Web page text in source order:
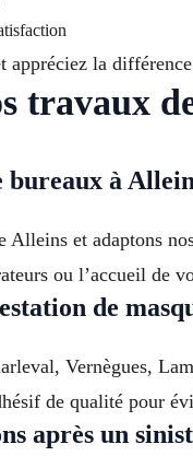
la
travaux
bureaux à
et adaptons
ou l’accueil de
de
Vernègues,
de qualité pour
après un